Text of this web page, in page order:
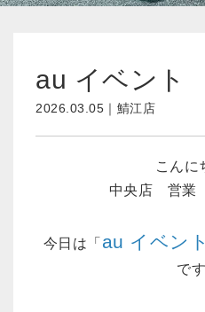
au イベン
2026.03.05｜鯖江店
こんに
中央店 営業
今日は「 au イベン
です